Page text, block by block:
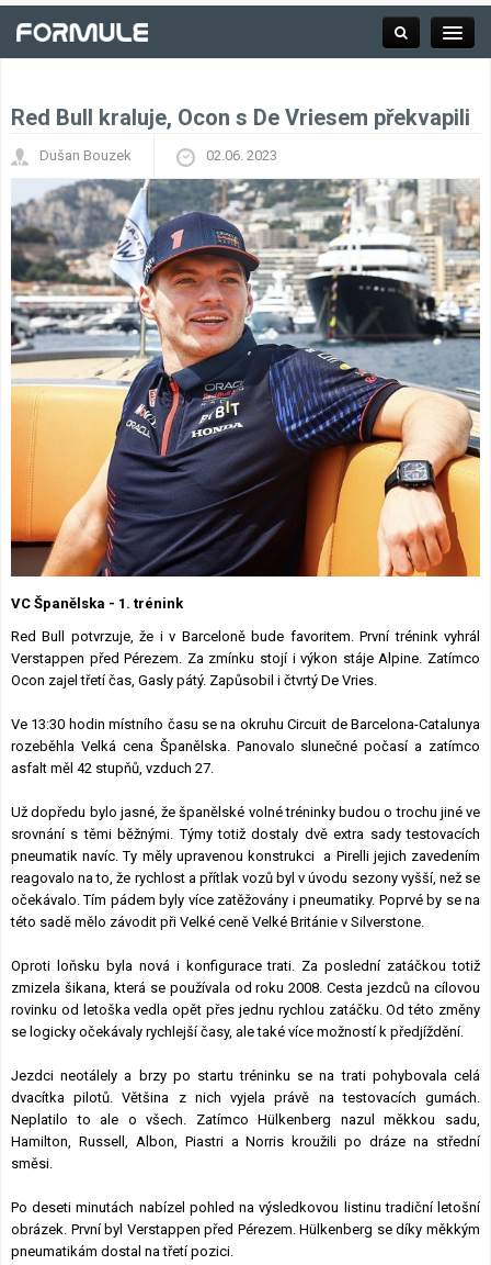
Závodní série
Kalendář F1
Výsledky F1
Týmy a jezdci F1
Okruhy F1
Lexikon F1
Red Bull kraluje, Ocon s De Vriesem překvapili
Dušan Bouzek 02.06. 2023
VC Španělska - 1. trénink
Red Bull potvrzuje, že i v Barceloně bude favoritem. První trénink vyhrál
Verstappen před Pérezem. Za zmínku stojí i výkon stáje Alpine. Zatímco
Ocon zajel třetí čas, Gasly pátý. Zapůsobil i čtvrtý De Vries.
Ve 13:30 hodin místního času se na okruhu Circuit de Barcelona-Catalunya
rozeběhla Velká cena Španělska. Panovalo slunečné počasí a zatímco
asfalt měl 42 stupňů, vzduch 27.
Už dopředu bylo jasné, že španělské volné tréninky budou o trochu jiné ve
srovnání s těmi běžnými. Týmy totiž dostaly dvě extra sady testovacích
pneumatik navíc. Ty měly upravenou konstrukci a Pirelli jejich zavedením
reagovalo na to, že rychlost a přítlak vozů byl v úvodu sezony vyšší, než se
očekávalo. Tím pádem byly více zatěžovány i pneumatiky. Poprvé by se na
této sadě mělo závodit při Velké ceně Velké Británie v Silverstone.
Oproti loňsku byla nová i konfigurace trati. Za poslední zatáčkou totiž
zmizela šikana, která se používala od roku 2008. Cesta jezdců na cílovou
rovinku od letoška vedla opět přes jednu rychlou zatáčku. Od této změny
se logicky očekávaly rychlejší časy, ale také více možností k předjíždění.
Jezdci neotálely a brzy po startu tréninku se na trati pohybovala celá
dvacítka pilotů. Většina z nich vyjela právě na testovacích gumách.
Neplatilo to ale o všech. Zatímco Hülkenberg nazul měkkou sadu,
Hamilton, Russell, Albon, Piastri a Norris kroužili po dráze na střední
směsi.
Po deseti minutách nabízel pohled na výsledkovou listinu tradiční letošní
obrázek. První byl Verstappen před Pérezem. Hülkenberg se díky měkkým
pneumatikám dostal na třetí pozici.